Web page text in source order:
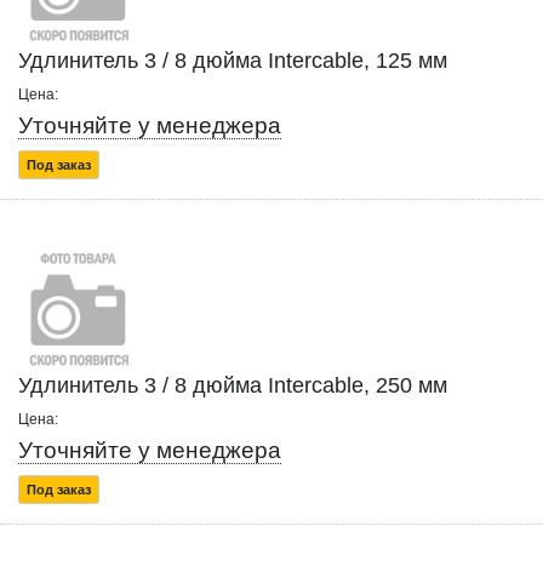
Удлинитель 3 / 8 дюйма Intercable, 125 мм
Цена:
Уточняйте у менеджера
Под заказ
Удлинитель 3 / 8 дюйма Intercable, 250 мм
Цена:
Уточняйте у менеджера
Под заказ